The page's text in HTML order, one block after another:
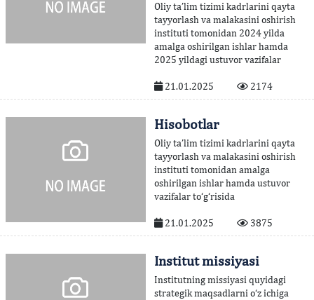
Oliy ta’lim tizimi kadrlarini qayta
tayyorlash va malakasini oshirish
instituti tomonidan 2024 yilda
amalga oshirilgan ishlar hamda
2025 yildagi ustuvor vazifalar
21.01.2025 2174
Hisobotlar
Oliy ta’lim tizimi kadrlarini qayta
tayyorlash va malakasini oshirish
instituti tomonidan amalga
oshirilgan ishlar hamda ustuvor
vazifalar to‘g‘risida
21.01.2025 3875
Institut missiyasi
Institutning missiyasi quyidagi
strategik maqsadlarni o‘z ichiga